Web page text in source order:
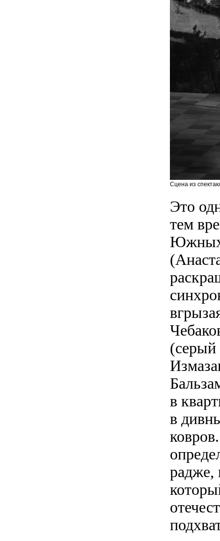
Сцена из
Это
тем
Южных
(серый
в
в
радже,